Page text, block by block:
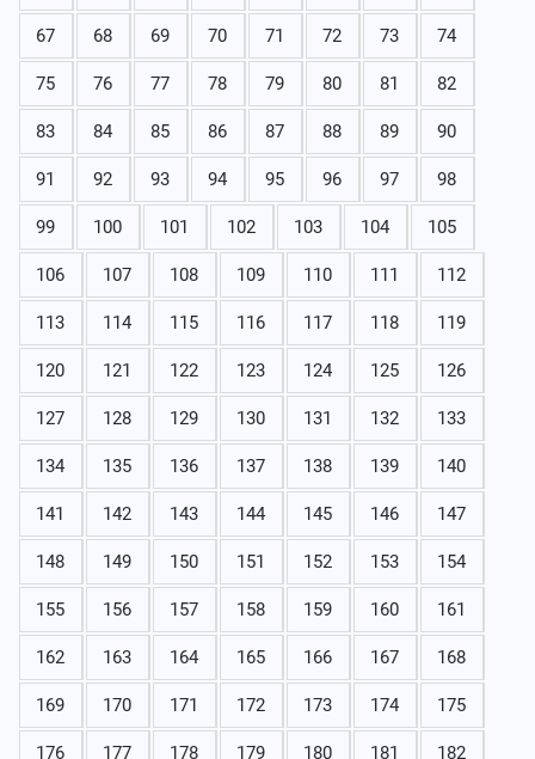
67 68 69 70 71 72 73 74
75 76 77 78 79 80 81 82
83 84 85 86 87 88 89 90
91 92 93 94 95 96 97 98
99 100 101 102 103 104 105
106 107 108 109 110 111 112
113 114 115 116 117 118 119
120 121 122 123 124 125 126
127 128 129 130 131 132 133
134 135 136 137 138 139 140
141 142 143 144 145 146 147
148 149 150 151 152 153 154
155 156 157 158 159 160 161
162 163 164 165 166 167 168
169 170 171 172 173 174 175
176 177 178 179 180 181 182